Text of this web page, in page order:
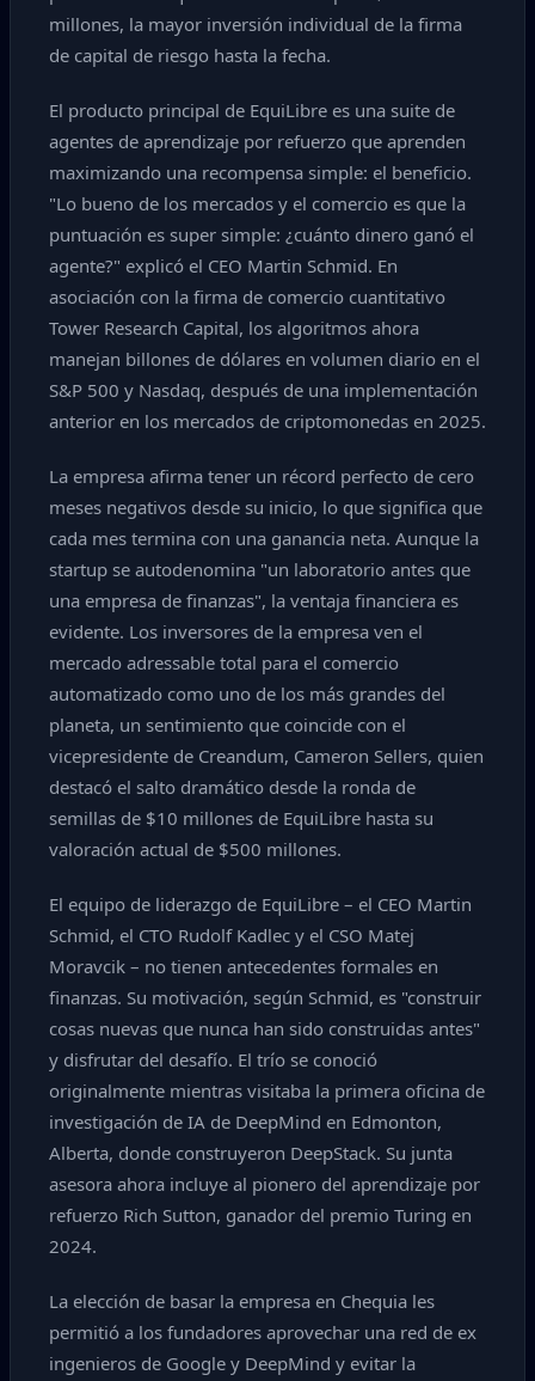
millones, la mayor inversión individual de la firma
de capital de riesgo hasta la fecha.
El producto principal de EquiLibre es una suite de
agentes de aprendizaje por refuerzo que aprenden
maximizando una recompensa simple: el beneficio.
"Lo bueno de los mercados y el comercio es que la
puntuación es super simple: ¿cuánto dinero ganó el
agente?" explicó el CEO Martin Schmid. En
asociación con la firma de comercio cuantitativo
Tower Research Capital, los algoritmos ahora
manejan billones de dólares en volumen diario en el
S&P 500 y Nasdaq, después de una implementación
anterior en los mercados de criptomonedas en 2025.
La empresa afirma tener un récord perfecto de cero
meses negativos desde su inicio, lo que significa que
cada mes termina con una ganancia neta. Aunque la
startup se autodenomina "un laboratorio antes que
una empresa de finanzas", la ventaja financiera es
evidente. Los inversores de la empresa ven el
mercado adressable total para el comercio
automatizado como uno de los más grandes del
planeta, un sentimiento que coincide con el
vicepresidente de Creandum, Cameron Sellers, quien
destacó el salto dramático desde la ronda de
semillas de $10 millones de EquiLibre hasta su
valoración actual de $500 millones.
El equipo de liderazgo de EquiLibre – el CEO Martin
Schmid, el CTO Rudolf Kadlec y el CSO Matej
Moravcik – no tienen antecedentes formales en
finanzas. Su motivación, según Schmid, es "construir
cosas nuevas que nunca han sido construidas antes"
y disfrutar del desafío. El trío se conoció
originalmente mientras visitaba la primera oficina de
investigación de IA de DeepMind en Edmonton,
Alberta, donde construyeron DeepStack. Su junta
asesora ahora incluye al pionero del aprendizaje por
refuerzo Rich Sutton, ganador del premio Turing en
2024.
La elección de basar la empresa en Chequia les
permitió a los fundadores aprovechar una red de ex
ingenieros de Google y DeepMind y evitar la